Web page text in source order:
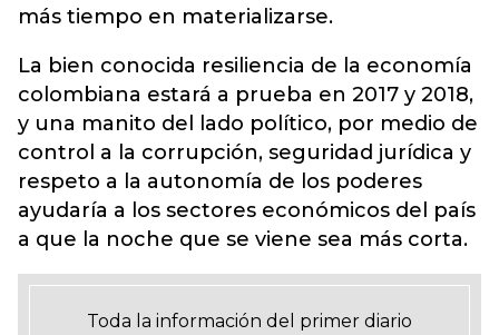
más tiempo en materializarse.
La bien conocida resiliencia de la economía
colombiana estará a prueba en 2017 y 2018,
y una manito del lado político, por medio de
control a la corrupción, seguridad jurídica y
respeto a la autonomía de los poderes
ayudaría a los sectores económicos del país
a que la noche que se viene sea más corta.
Toda la información del primer diario